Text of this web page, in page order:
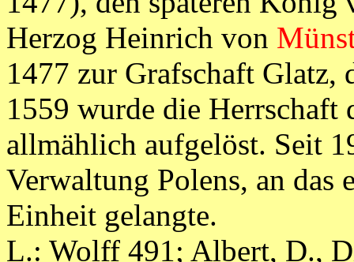
Herzog Heinrich von
1477 zur Grafschaft Glatz,
1559 wurde die
allmählich aufgelöst. Seit
Verwaltung Polens, an das
Einheit gelangte.
L.: Wolff 491; Albert, D.,